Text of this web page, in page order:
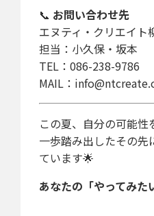
📞 お問い合わせ先
エヌティ・クリエイト
担当：小久保・坂本
TEL：086-238-9786
MAIL：
この夏、自分の可能性
一歩踏み出したその先
ています🌟
あなたの「やってみた